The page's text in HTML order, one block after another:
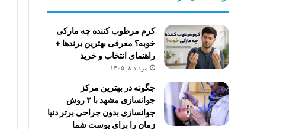
کرم مرطوب کننده چه مارکی
خوبه؟ معرفی بهترین برندها +
راهنمای انتخاب و خرید
مرداد ۸, ۱۴۰۵
چگونه در بهترین مرکز
جوانسازی مشهد با ۳ روش
جوانسازی بدون جراحی برتر دنیا
زمان را برای پوست شما